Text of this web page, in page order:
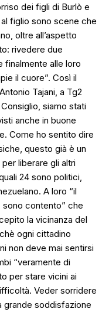
dei figli di Burlò e
figlio sono scene che
oltre all’aspetto
rivedere due
finalmente alle loro
il cuore”. Così il
Tajani, a Tg2
siamo stati
anche in buone
Come ho sentito dire
questo già è un
liberare gli altri
24 sono politici,
A loro “il
sono contento” che
la vicinanza del
ogni cittadino
non deve mai sentirsi
“veramente di
per stare vicini ai
Veder sorridere
grande soddisfazione